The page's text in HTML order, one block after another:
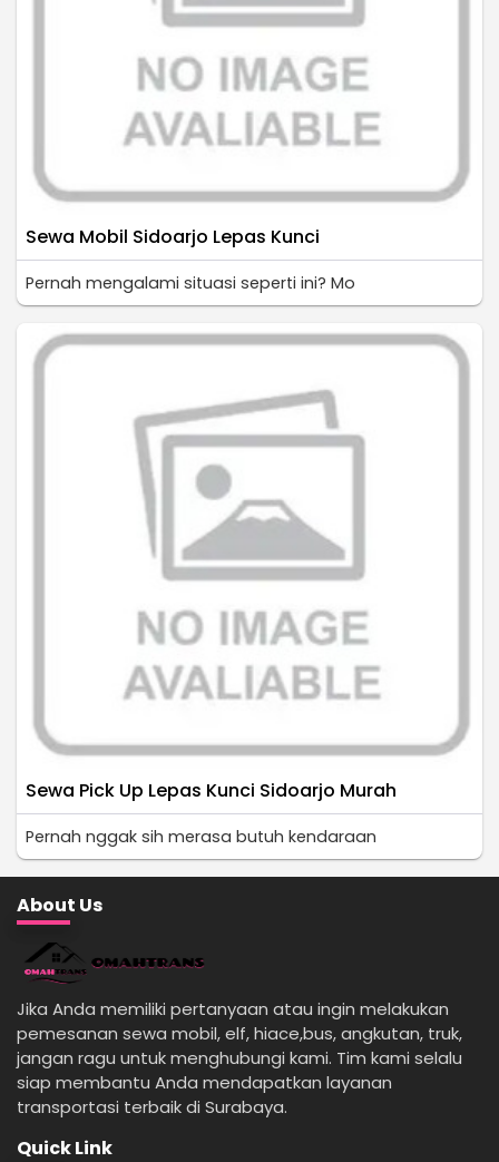
Sewa Mobil Sidoarjo Lepas Kunci
Pernah mengalami situasi seperti ini? Mo
Sewa Pick Up Lepas Kunci Sidoarjo Murah
Pernah nggak sih merasa butuh kendaraan
About Us
Jika Anda memiliki pertanyaan atau ingin melakukan
pemesanan sewa mobil, elf, hiace,bus, angkutan, truk,
jangan ragu untuk menghubungi kami. Tim kami selalu
siap membantu Anda mendapatkan layanan
transportasi terbaik di Surabaya.
Quick Link